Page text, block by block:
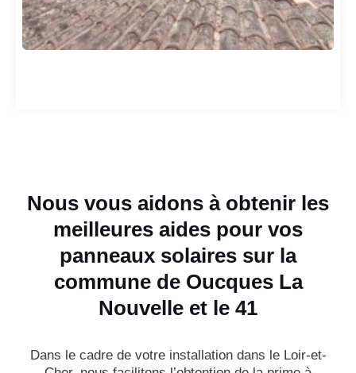
Nous vous aidons à obtenir les
meilleures aides pour vos
panneaux solaires sur la
commune de Oucques La
Nouvelle et le 41
Dans le cadre de votre installation dans le Loir-et-